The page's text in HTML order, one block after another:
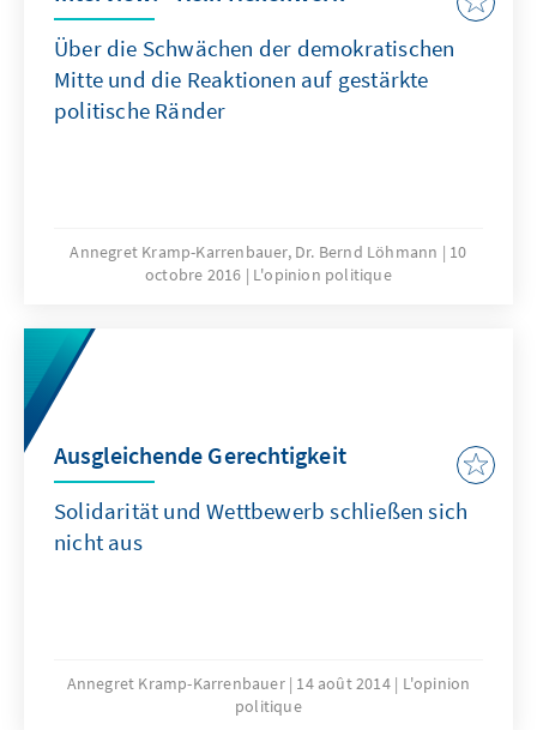
Abschluss bildete die Dankesrede des
Preisträgers, vertreten durch Dr. Johannes
Ludewig.
Über die Schwächen der demokratischen
Mitte und die Reaktionen auf gestärkte
politische Ränder
Annegret Kramp-Karrenbauer, Dr. Bernd Löhmann
10
octobre 2016
L'opinion politique
Ausgleichende Gerechtigkeit
Solidarität und Wettbewerb schließen sich
nicht aus
Annegret Kramp-Karrenbauer 14 août 2014
L'opinion
politique